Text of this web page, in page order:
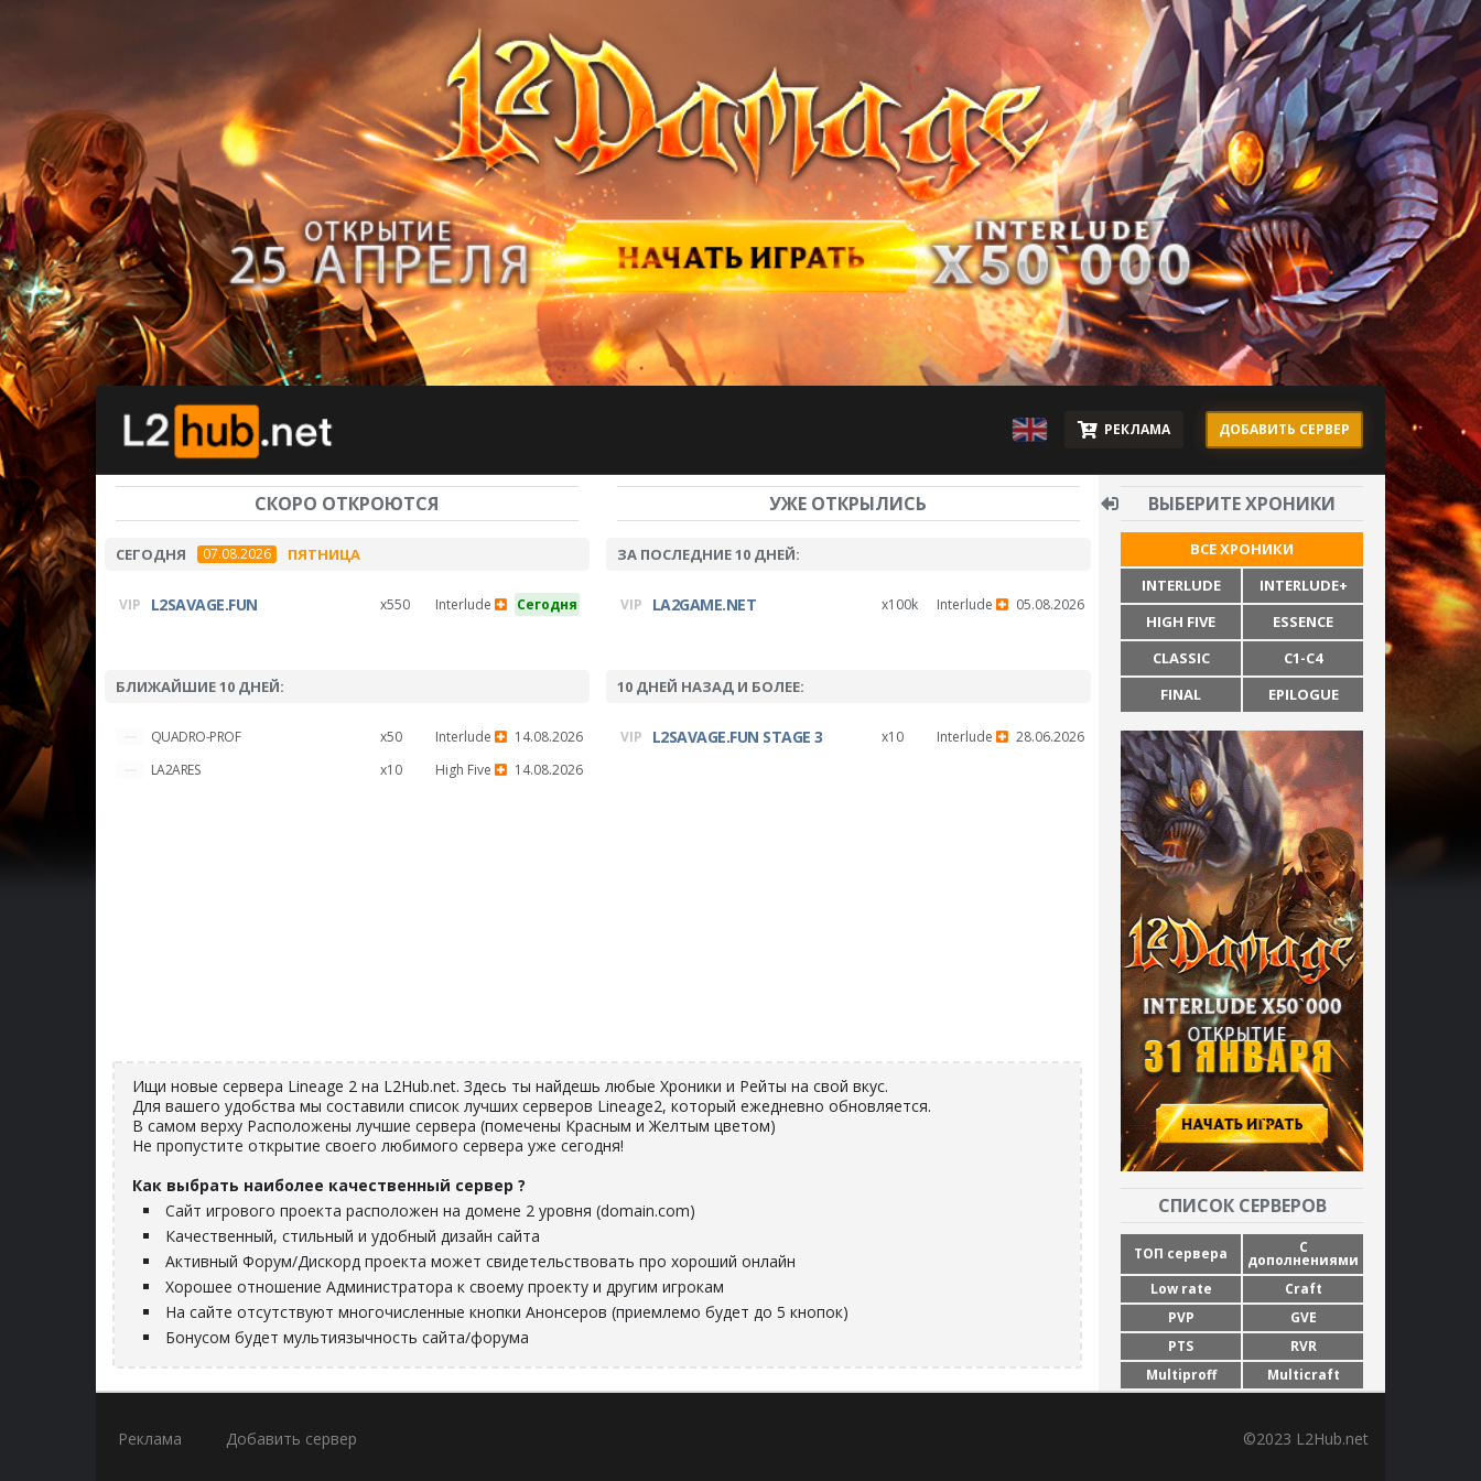
РЕКЛАМА ДОБАВИТЬ СЕРВЕР
СКОРО ОТКРОЮТСЯ
СЕГОДНЯ 07.08.2026 ПЯТНИЦА
L2SAVAGE.FUN x550 Interlude Сегодня
БЛИЖАЙШИЕ 10 ДНЕЙ:
QUADRO-PROF x50 Interlude
14.08.2026
LA2ARES
x10 High Five 14.08.2026
УЖЕ ОТКРЫЛИСЬ
ЗА ПОСЛЕДНИЕ 10 ДНЕЙ:
LA2GAME.NET x100k Interlude 05.08.2026
10 ДНЕЙ НАЗАД И БОЛЕЕ:
L2SAVAGE.FUN STAGE 3 x10 Interlude 28.06.2026
Ищи новые сервера Lineage 2 на L2Hub.net. Здесь ты найдешь любые Хроники и Рейты на свой вкус.
Для вашего удобства мы составили список лучших серверов Lineage2, который ежедневно обновляется.
В самом верху Расположены лучшие сервера (помечены Красным и Желтым цветом)
Не пропустите открытие своего любимого сервера уже сегодня!
Как выбрать наиболее качественный сервер ?
Сайт игрового проекта расположен на домене 2 уровня (domain.com)
Качественный, стильный и удобный дизайн сайта
Активный Форум/Дискорд проекта может свидетельствовать про хороший онлайн
Хорошее отношение Администратора к своему проекту и другим игрокам
На сайте отсутствуют многочисленные кнопки Анонсеров (приемлемо будет до 5 кнопок)
Бонусом будет мультиязычность сайта/форума
ВЫБЕРИТЕ ХРОНИКИ
ВСЕ ХРОНИКИ
INTERLUDE
INTERLUDE+
HIGH FIVE
ESSENCE
CLASSIC
C1-C4
FINAL
EPILOGUE
СПИСОК СЕРВЕРОВ
ТОП сервера С
дополнениями
Low rate
Craft
PVP
GVE
PTS
RVR
Multiproff
Multicraft
Реклама Добавить сервер ©2023 L2Hub.net